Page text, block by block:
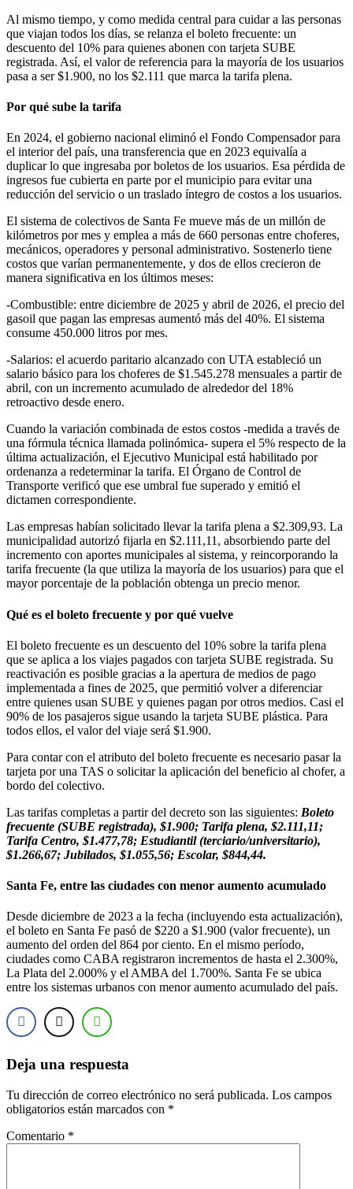
Al mismo tiempo, y como medida central para cuidar a las personas
que viajan todos los días, se relanza el boleto frecuente: un
descuento del 10% para quienes abonen con tarjeta SUBE
registrada. Así, el valor de referencia para la mayoría de los usuarios
pasa a ser $1.900, no los $2.111 que marca la tarifa plena.
Por qué sube la tarifa
En 2024, el gobierno nacional eliminó el Fondo Compensador para
el interior del país, una transferencia que en 2023 equivalía a
duplicar lo que ingresaba por boletos de los usuarios. Esa pérdida de
ingresos fue cubierta en parte por el municipio para evitar una
reducción del servicio o un traslado íntegro de costos a los usuarios.
El sistema de colectivos de Santa Fe mueve más de un millón de
kilómetros por mes y emplea a más de 660 personas entre choferes,
mecánicos, operadores y personal administrativo. Sostenerlo tiene
costos que varían permanentemente, y dos de ellos crecieron de
manera significativa en los últimos meses:
-Combustible: entre diciembre de 2025 y abril de 2026, el precio del
gasoil que pagan las empresas aumentó más del 40%. El sistema
consume 450.000 litros por mes.
-Salarios: el acuerdo paritario alcanzado con UTA estableció un
salario básico para los choferes de $1.545.278 mensuales a partir de
abril, con un incremento acumulado de alrededor del 18%
retroactivo desde enero.
Cuando la variación combinada de estos costos -medida a través de
una fórmula técnica llamada polinómica- supera el 5% respecto de la
última actualización, el Ejecutivo Municipal está habilitado por
ordenanza a redeterminar la tarifa. El Órgano de Control de
Transporte verificó que ese umbral fue superado y emitió el
dictamen correspondiente.
Las empresas habían solicitado llevar la tarifa plena a $2.309,93. La
municipalidad autorizó fijarla en $2.111,11, absorbiendo parte del
incremento con aportes municipales al sistema, y reincorporando la
tarifa frecuente (la que utiliza la mayoría de los usuarios) para que el
mayor porcentaje de la población obtenga un precio menor.
Qué es el boleto frecuente y por qué vuelve
El boleto frecuente es un descuento del 10% sobre la tarifa plena
que se aplica a los viajes pagados con tarjeta SUBE registrada. Su
reactivación es posible gracias a la apertura de medios de pago
implementada a fines de 2025, que permitió volver a diferenciar
entre quienes usan SUBE y quienes pagan por otros medios. Casi el
90% de los pasajeros sigue usando la tarjeta SUBE plástica. Para
todos ellos, el valor del viaje será $1.900.
Para contar con el atributo del boleto frecuente es necesario pasar la
tarjeta por una TAS o solicitar la aplicación del beneficio al chofer, a
bordo del colectivo.
Las tarifas completas a partir del decreto son las siguientes: Boleto
frecuente (SUBE registrada), $1.900; Tarifa plena, $2.111,11;
Tarifa Centro, $1.477,78; Estudiantil (terciario/universitario),
$1.266,67; Jubilados, $1.055,56; Escolar, $844,44.
Santa Fe, entre las ciudades con menor aumento acumulado
Desde diciembre de 2023 a la fecha (incluyendo esta actualización),
el boleto en Santa Fe pasó de $220 a $1.900 (valor frecuente), un
aumento del orden del 864 por ciento. En el mismo período,
ciudades como CABA registraron incrementos de hasta el 2.300%,
La Plata del 2.000% y el AMBA del 1.700%. Santa Fe se ubica
entre los sistemas urbanos con menor aumento acumulado del país.
Deja una respuesta
Tu dirección de correo electrónico no será publicada. Los campos
obligatorios están marcados con *
Comentario *